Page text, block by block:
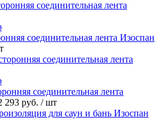
соединительная лента Изоспан
соединительная лента
293 руб. / шт